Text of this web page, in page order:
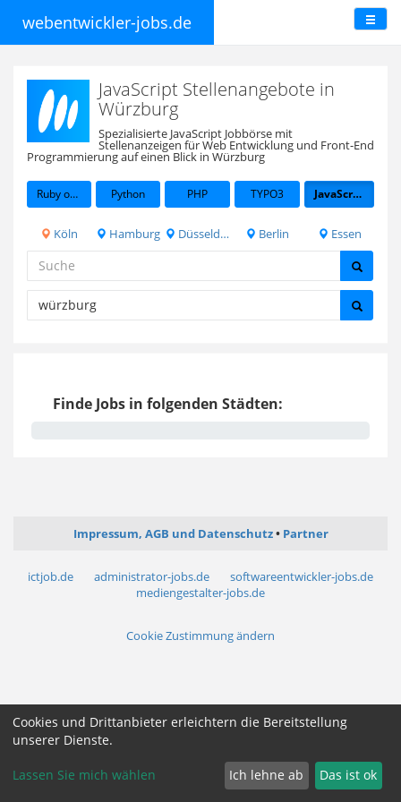
webentwickler-jobs.de
JavaScript Stellenangebote in
Würzburg
Spezialisierte JavaScript Jobbörse mit
Stellenanzeigen für Web Entwicklung und Front-End
Programmierung auf einen Blick in Würzburg
Ruby on Rails Python PHP TYPO3 JavaScript
Köln Hamburg Düsseldorf Berlin Essen
Finde Jobs in folgenden Städten:
Impressum, AGB und Datenschutz Partner
ictjob.de administrator-jobs.de
softwareentwickler-jobs.de
mediengestalter-jobs.de
Cookie Zustimmung ändern
Cookies und Drittanbieter erleichtern die Bereitstellung
unserer Dienste.
Lassen Sie mich wählen Ich lehne ab Das ist ok